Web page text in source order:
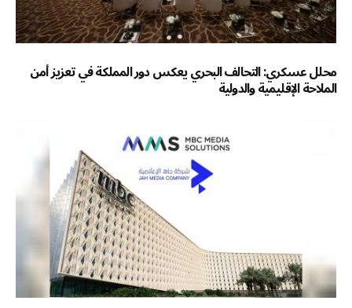
محلل عسكري: التحالف البحري يعكس دور المملكة في تعزيز أمن
الملاحة الإقليمية والدولية